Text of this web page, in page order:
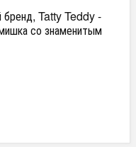
бренд, Tatty Teddy -
со знаменитым